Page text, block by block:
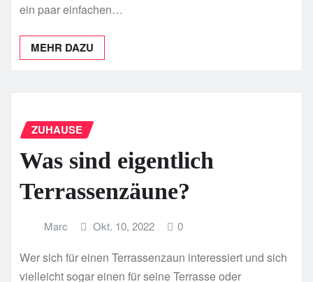
ein paar einfachen…
MEHR DAZU
ZUHAUSE
Was sind eigentlich
Terrassenzäune?
Marc Okt. 10, 2022 0
Wer sich für einen Terrassenzaun interessiert und sich
vielleicht sogar einen für seine Terrasse oder